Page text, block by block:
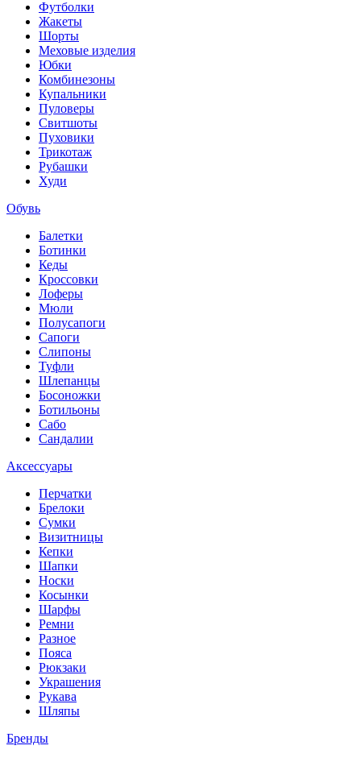
Футболки
Жакеты
Шорты
Меховые изделия
Юбки
Комбинезоны
Купальники
Пуловеры
Свитшоты
Пуховики
Трикотаж
Рубашки
Худи
Обувь
Балетки
Ботинки
Кеды
Кроссовки
Лоферы
Мюли
Полусапоги
Сапоги
Слипоны
Туфли
Шлепанцы
Босоножки
Ботильоны
Сабо
Сандалии
Аксессуары
Перчатки
Брелоки
Сумки
Визитницы
Кепки
Шапки
Носки
Косынки
Шарфы
Ремни
Разное
Пояса
Рюкзаки
Украшения
Рукава
Шляпы
Бренды